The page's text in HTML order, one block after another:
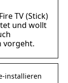
TV (Stick)
und wollt
vorgeht.
installieren